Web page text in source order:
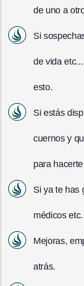
de uno a
Si
de vida
esto.
Si estás
cuernos y
para
Si ya te has
médicos etc.
Mejoras,
atrás.